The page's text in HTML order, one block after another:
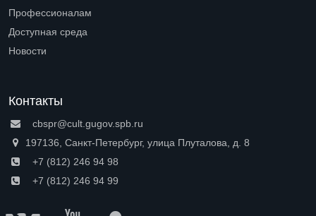
Профессионалам
Доступная среда
Новости
Контакты
cbspr@cult.gugov.spb.ru
197136, Санкт-Петербург, улица Плуталова, д. 8
+7 (812) 246 94 98
+7 (812) 246 94 99